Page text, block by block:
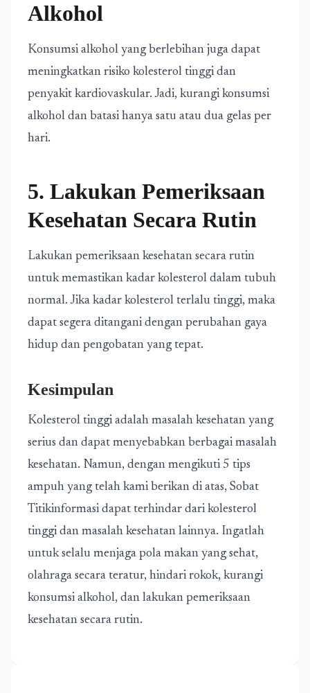
Alkohol
Konsumsi alkohol yang berlebihan juga dapat
meningkatkan risiko kolesterol tinggi dan
penyakit kardiovaskular. Jadi, kurangi konsumsi
alkohol dan batasi hanya satu atau dua gelas per
hari.
5. Lakukan Pemeriksaan
Kesehatan Secara Rutin
Lakukan pemeriksaan kesehatan secara rutin
untuk memastikan kadar kolesterol dalam tubuh
normal. Jika kadar kolesterol terlalu tinggi, maka
dapat segera ditangani dengan perubahan gaya
hidup dan pengobatan yang tepat.
Kesimpulan
Kolesterol tinggi adalah masalah kesehatan yang
serius dan dapat menyebabkan berbagai masalah
kesehatan. Namun, dengan mengikuti 5 tips
ampuh yang telah kami berikan di atas, Sobat
Titikinformasi dapat terhindar dari kolesterol
tinggi dan masalah kesehatan lainnya. Ingatlah
untuk selalu menjaga pola makan yang sehat,
olahraga secara teratur, hindari rokok, kurangi
konsumsi alkohol, dan lakukan pemeriksaan
kesehatan secara rutin.